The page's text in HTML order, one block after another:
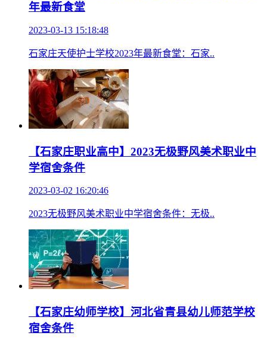
年最新食堂
2023-03-13 15:18:48
石家庄天使护士学校2023年最新食堂：石家..
【石家庄职业高中】2023无极野风美术职业中
学宿舍条件
2023-03-02 16:20:46
2023无极野风美术职业中学宿舍条件：无极..
【石家庄幼师学校】河北省青县幼儿师范学校
宿舍条件